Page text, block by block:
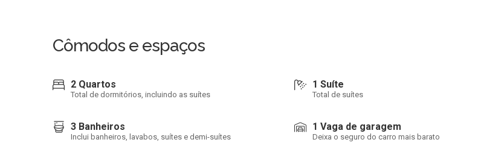
Cômodos e espaços
2 Quartos
Total de dormitórios, incluindo as suítes
1 Suíte
Total de suítes
3 Banheiros
Inclui banheiros, lavabos, suítes e demi-suítes
1 Vaga de garagem
Deixa o seguro do carro mais barato